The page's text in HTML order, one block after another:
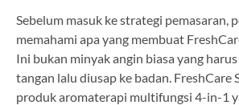
Sebelum masuk ke strategi pemasaran,
memahami apa yang membuat
Ini bukan minyak angin biasa yang
tangan lalu diusap ke badan. FreshCare
produk aromaterapi multifungsi 4-in-1